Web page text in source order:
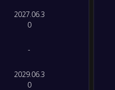
2027.06.3
0
-
2029.06.3
0